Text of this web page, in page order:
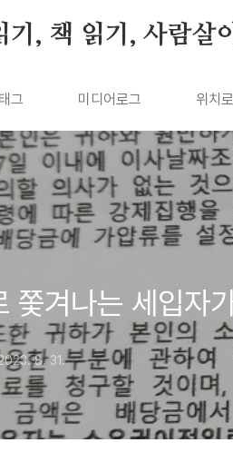
기, 책 읽기, 사람살이
태그 미디어로그 위치
쫓겨나는 세입자
8. 31.